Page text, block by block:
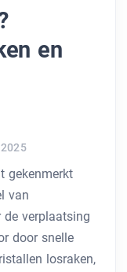
en
gekenmerkt
van
verplaatsing
door snelle
losraken,